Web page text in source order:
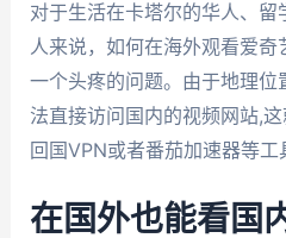
对于生活在卡塔尔的华人、留
人来说，如何在海外观看爱
一个头疼的问题。由于地理
法直接访问国内的视频网站,这
回国VPN或者番茄加速器等工
在国外也能看国